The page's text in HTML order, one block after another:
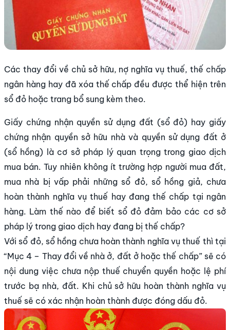
Các thay đổi về chủ sở hữu, nợ nghĩa vụ thuế, thế chấp
ngân hàng hay đã xóa thế chấp đều được thể hiện trên
sổ đỏ hoặc trang bổ sung kèm theo.
Giấy chứng nhận quyền sử dụng đất (sổ đỏ) hay giấy
chứng nhận quyền sở hữu nhà và quyền sử dụng đất ở
(sổ hồng) là cơ sở pháp lý quan trọng trong giao dịch
mua bán. Tuy nhiên không ít trường hợp người mua đất,
mua nhà bị vấp phải những sổ đỏ, sổ hồng giả, chưa
hoàn thành nghĩa vụ thuế hay đang thế chấp tại ngân
hàng. Làm thế nào để biết sổ đỏ đảm bảo các cơ sở
pháp lý trong giao dịch hay đang bị thế chấp?
Với sổ đỏ, sổ hồng chưa hoàn thành nghĩa vụ thuế thì tại
“Mục 4 – Thay đổi về nhà ở, đất ở hoặc thế chấp” sẽ có
nội dung việc chưa nộp thuế chuyển quyền hoặc lệ phí
trước bạ nhà, đất. Khi chủ sở hữu hoàn thành nghĩa vụ
thuế sẽ có xác nhận hoàn thành được đóng dấu đỏ.